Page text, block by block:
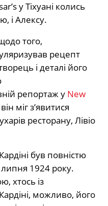
у Тіхуані колись
і Алексу.
того,
рецепт
і деталі його
репортаж у New
міг з’явитися
ресторану, Лівіо
був повністю
1924 року.
хтось із
можливо, його